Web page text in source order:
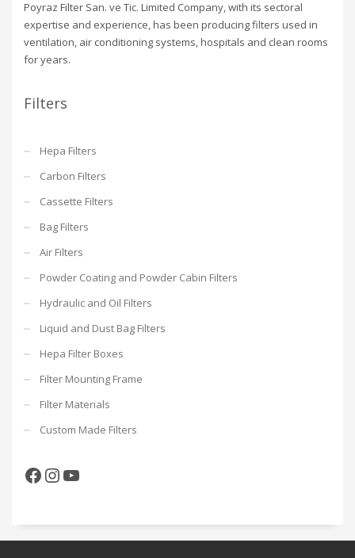
Poyraz Filter San. ve Tic. Limited Company, with its sectoral
expertise and experience, has been producing filters used in
ventilation, air conditioning systems, hospitals and clean rooms
for years.
Filters
Hepa Filters
Carbon Filters
Cassette Filters
Bag Filters
Air Filters
Powder Coating and Powder Cabin Filters
Hydraulic and Oil Filters
Liquid and Dust Bag Filters
Hepa Filter Boxes
Filter Mounting Frame
Filter Materials
Custom Made Filters
Facebook
Instagram
YouTube